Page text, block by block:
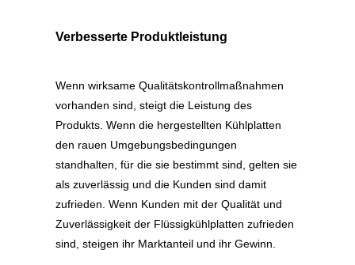
Verbesserte Produktleistung
Wenn wirksame Qualitätskontrollmaßnahmen
vorhanden sind, steigt die Leistung des
Produkts. Wenn die hergestellten Kühlplatten
den rauen Umgebungsbedingungen
standhalten, für die sie bestimmt sind, gelten sie
als zuverlässig und die Kunden sind damit
zufrieden. Wenn Kunden mit der Qualität und
Zuverlässigkeit der Flüssigkühlplatten zufrieden
sind, steigen ihr Marktanteil und ihr Gewinn.